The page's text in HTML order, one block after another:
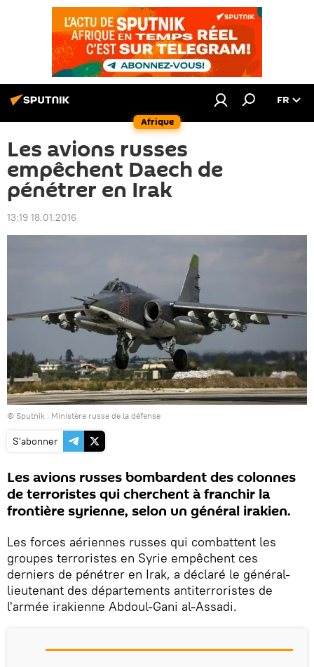
Afrique
FR
Les avions russes
empêchent Daech de
pénétrer en Irak
13:19 18.01.2016
© Sputnik . Ministère russe de la défense
S'abonner
Les avions russes bombardent des colonnes
de terroristes qui cherchent à franchir la
frontière syrienne, selon un général irakien.
Les forces aériennes russes qui combattent les
groupes terroristes en Syrie empêchent ces
derniers de pénétrer en Irak, a déclaré le général-
lieutenant des départements antiterroristes de
l'armée irakienne Abdoul-Gani al-Assadi.